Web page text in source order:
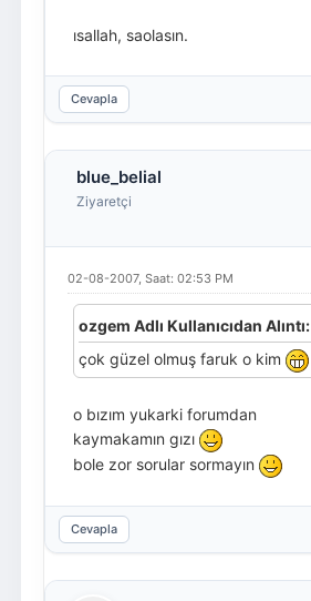
ısallah, saolasın.
Cevapla
blue_belial
Ziyaretçi
02-08-2007, Saat: 02:53 PM
ozgem Adlı Kullanıcıdan Alıntı:
çok güzel olmuş faruk o kim
o bızım yukarki forumdan
kaymakamın gızı
bole zor sorular sormayın
Cevapla